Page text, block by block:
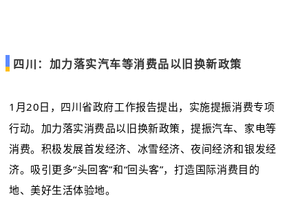
四川：加力落实汽车等消费品以旧换新政策
1月20日，四川省政府工作报告提出，实施提振消费专项
行动。加力落实消费品以旧换新政策，提振汽车、家电等
消费。积极发展首发经济、冰雪经济、夜间经济和银发经
济。吸引更多“头回客”和“回头客”，打造国际消费目的
地、美好生活体验地。